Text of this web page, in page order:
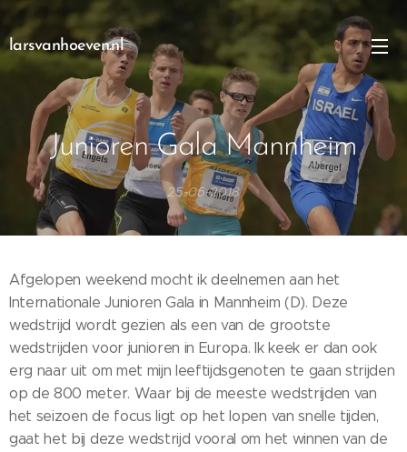
larsvanhoeven.nl
Junioren Gala Mannheim
25-06-2018
Afgelopen weekend mocht ik deelnemen aan het
Internationale Junioren Gala in Mannheim (D). Deze
wedstrijd wordt gezien als een van de grootste
wedstrijden voor junioren in Europa. Ik keek er dan ook
erg naar uit om met mijn leeftijdsgenoten te gaan strijden
op de 800 meter. Waar bij de meeste wedstrijden van
het seizoen de focus ligt op het lopen van snelle tijden,
gaat het bij deze wedstrijd vooral om het winnen van de